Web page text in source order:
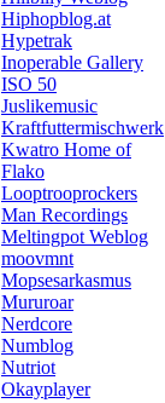
Hiphopblog.at
Hypetrak
Inoperable Gallery
ISO 50
Juslikemusic
Kraftfuttermischwerk
Kwatro Home of
Flako
Looptrooprockers
Man Recordings
Meltingpot Weblog
moovmnt
Mopsesarkasmus
Mururoar
Nerdcore
Numblog
Nutriot
Okayplayer